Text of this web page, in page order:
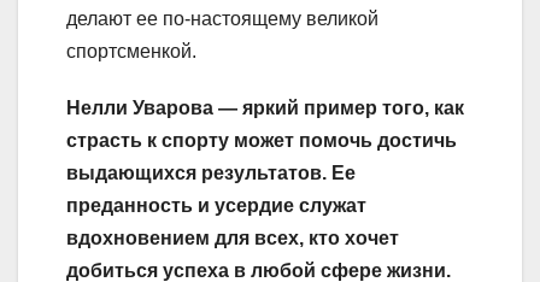
делают ее по-настоящему великой
спортсменкой.
Нелли Уварова — яркий пример того, как
страсть к спорту может помочь достичь
выдающихся результатов. Ее
преданность и усердие служат
вдохновением для всех, кто хочет
добиться успеха в любой сфере жизни.